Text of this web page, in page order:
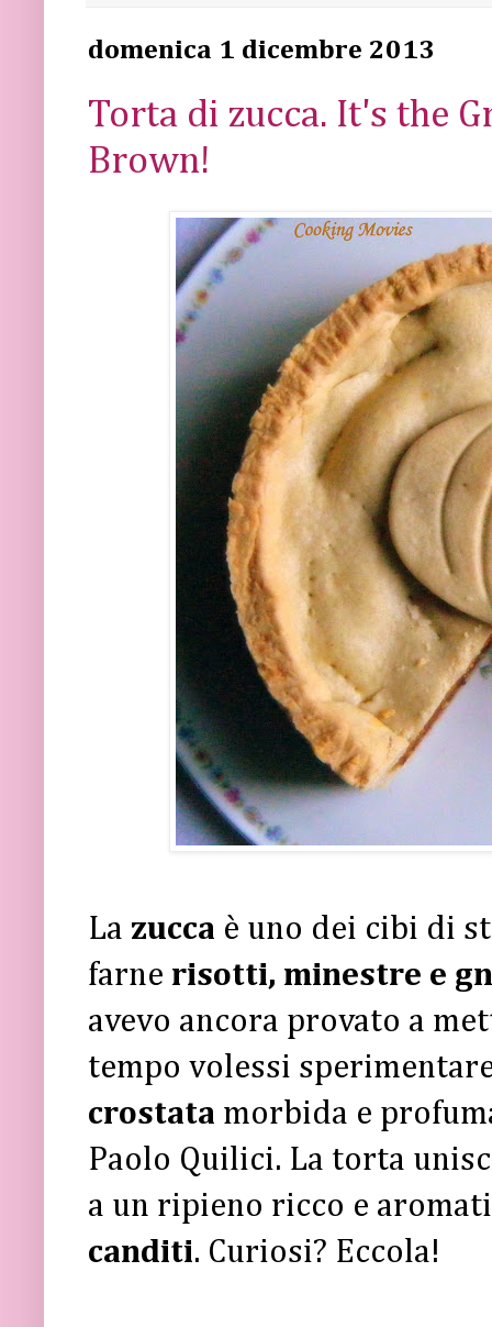
domenica 1 dicembre 2013
Torta di zucca. It's the
Brown!
La zucca è uno dei cibi di
farne risotti, minestre e
avevo ancora provato a
tempo volessi
crostata morbida e
Paolo Quilici. La torta
a un ripieno ricco e
canditi. Curiosi? Eccola!